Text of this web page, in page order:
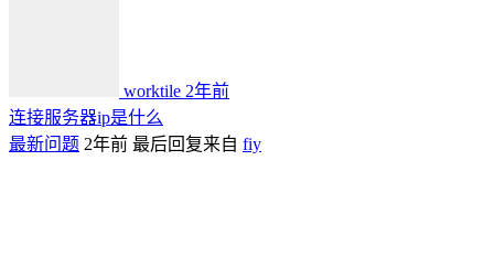
worktile 2年前
连接服务器ip是什么
最新问题 2年前 最后回复来自 fiy